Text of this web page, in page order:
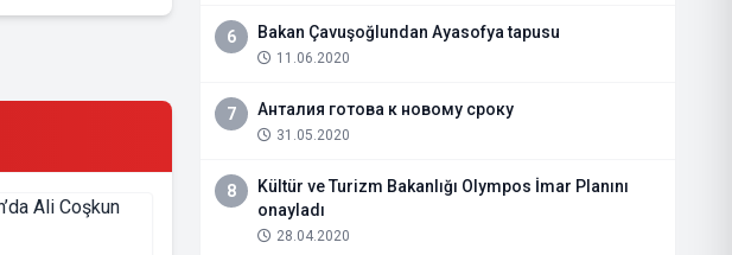
6 Bakan Çavuşoğlundan Ayasofya tapusu
11.06.2020
7 Анталия готова к новому сроку
31.05.2020
8
Kültür ve Turizm Bakanlığı Olympos İmar Planını
onayladı
28.04.2020